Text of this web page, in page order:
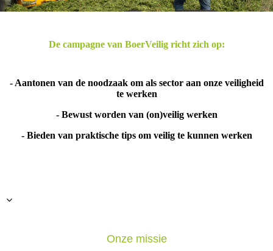
De campagne van BoerVeilig richt zich op:
- Aantonen van de noodzaak om als sector aan onze veiligheid
te werken
- Bewust worden van (on)veilig werken
- Bieden van praktische tips om veilig te kunnen werken
Onze missie